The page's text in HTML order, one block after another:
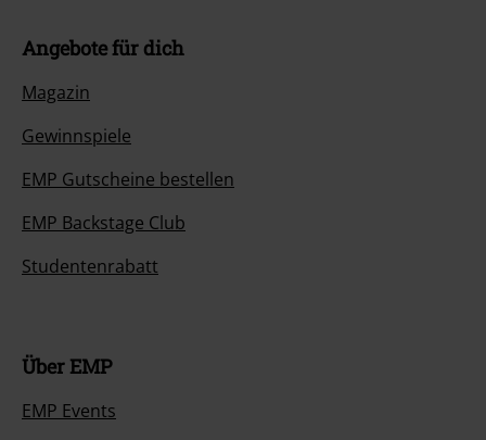
Angebote für dich
Magazin
Gewinnspiele
EMP Gutscheine bestellen
EMP Backstage Club
Studentenrabatt
Über EMP
EMP Events